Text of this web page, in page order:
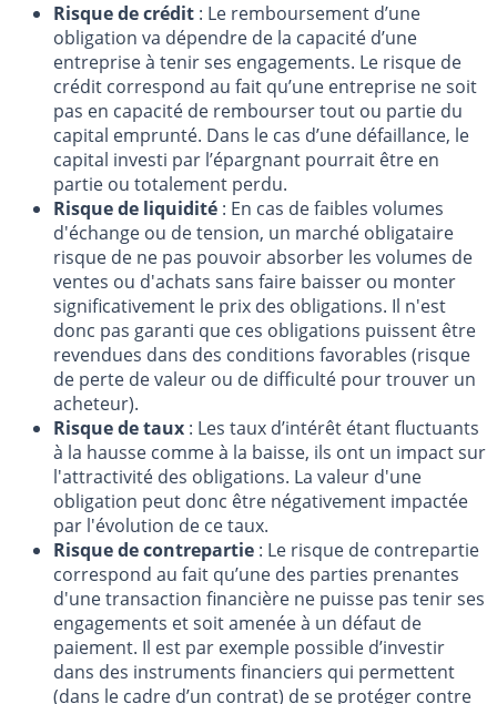
Risque de crédit : Le remboursement d’une
obligation va dépendre de la capacité d’une
entreprise à tenir ses engagements. Le risque de
crédit correspond au fait qu’une entreprise ne soit
pas en capacité de rembourser tout ou partie du
capital emprunté. Dans le cas d’une défaillance, le
capital investi par l’épargnant pourrait être en
partie ou totalement perdu.
Risque de liquidité : En cas de faibles volumes
d'échange ou de tension, un marché obligataire
risque de ne pas pouvoir absorber les volumes de
ventes ou d'achats sans faire baisser ou monter
significativement le prix des obligations. Il n'est
donc pas garanti que ces obligations puissent être
revendues dans des conditions favorables (risque
de perte de valeur ou de difficulté pour trouver un
acheteur).
Risque de taux : Les taux d’intérêt étant fluctuants
à la hausse comme à la baisse, ils ont un impact sur
l'attractivité des obligations. La valeur d'une
obligation peut donc être négativement impactée
par l'évolution de ce taux.
Risque de contrepartie : Le risque de contrepartie
correspond au fait qu’une des parties prenantes
d'une transaction financière ne puisse pas tenir ses
engagements et soit amenée à un défaut de
paiement. Il est par exemple possible d’investir
dans des instruments financiers qui permettent
(dans le cadre d’un contrat) de se protéger contre